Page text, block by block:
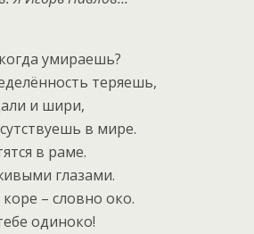
умираешь?
теряешь,
и шири,
в мире.
в раме.
глазами.
– словно око.
одиноко!